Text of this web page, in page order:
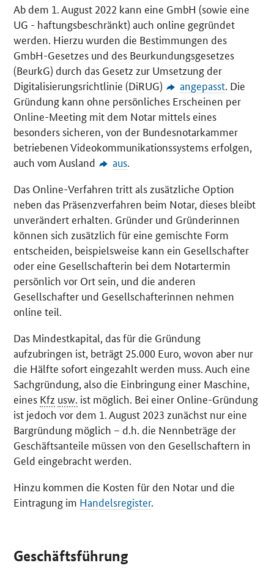
Ab dem 1. August 2022 kann eine GmbH (sowie eine
UG - haftungsbeschränkt) auchonline gegründet
werden. Hierzu wurden die Bestimmungen des
GmbH-Gesetzes und des Beurkundungsgesetzes
(BeurkG) durch das Gesetz zur Umsetzung der
Digitalisierungsrichtlinie (DiRUG)
angepasst. Die
Gründung kann ohne persönliches Erscheinen per
Online-Meeting mit dem Notar mittels eines
besonders sicheren, von der Bundesnotarkammer
betriebenen Videokommunikationssystems erfolgen,
auch vom Ausland
aus.
Das Online-Verfahren tritt als zusätzliche Option
neben das Präsenzverfahren beim Notar, dieses bleibt
unverändert erhalten. Gründer und Gründerinnen
können sich zusätzlich für eine gemischte Form
entscheiden, beispielsweise kann ein Gesellschafter
oder eine Gesellschafterin bei dem Notartermin
persönlich vor Ort sein, und die anderen
Gesellschafter und Gesellschafterinnen nehmen
online teil.
Das Mindestkapital, das für die Gründung
aufzubringen ist, beträgt 25.000 Euro, wovon aber nur
die Hälfte sofort eingezahlt werden muss. Auch eine
Sachgründung, also die Einbringung einer Maschine,
eines Kfz usw. ist möglich. Bei einer Online-Gründung
ist jedoch vor dem 1. August 2023 zunächst nur eine
Bargründung möglich – d.h. die Nennbeträge der
Geschäftsanteile müssen von den Gesellschaftern in
Geld eingebracht werden.
Hinzu kommen die Kosten für den Notar und die
Eintragung im Handelsregister.
Geschäftsführung